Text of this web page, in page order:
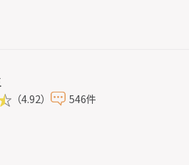
（4.92） 546件